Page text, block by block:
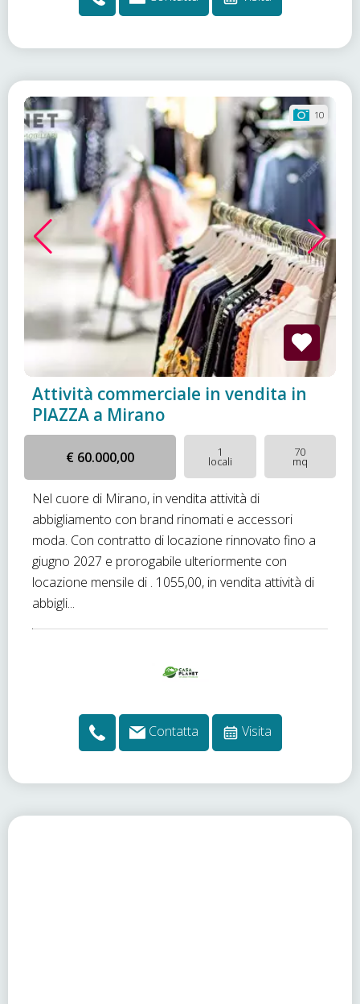
10
Attività commerciale in vendita in
PIAZZA a Mirano
€ 60.000,00 1
locali
70
mq
Nel cuore di Mirano, in vendita attività di
abbigliamento con brand rinomati e accessori
moda. Con contratto di locazione rinnovato fino a
giugno 2027 e prorogabile ulteriormente con
locazione mensile di . 1055,00, in vendita attività di
abbigli...
Contatta Visita